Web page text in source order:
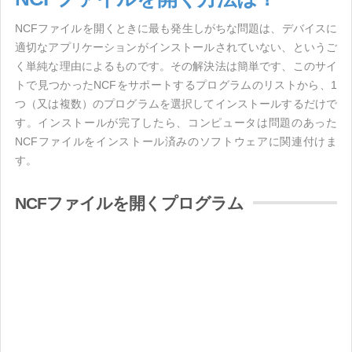
NCFファイルを開くときに最も発生しがちな問題は、デバイスに
適切なアプリケーションがインストールされていない、というご
く単純な理由によるものです。その解決法は簡単です、このサイ
トで見つかったNCFをサポートするプログラムのリストから、1
つ（又は複数）のプログラムを選択してインストールするだけで
す。インストールが完了したら、コンピュータは問題のあった
NCFファイルをインストール済みのソフトウェアに関連付けま
す。
NCFファイルを開くプログラム